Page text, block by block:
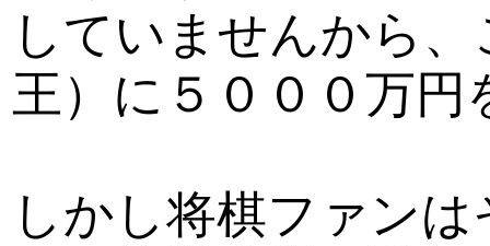
していませんから
王）に５０００万
しかし将棋ファン